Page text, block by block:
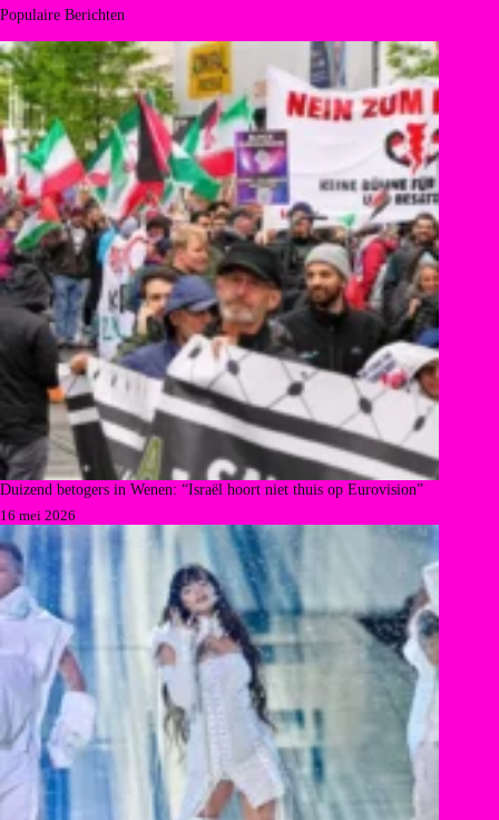
Populaire Berichten
Duizend betogers in Wenen: “Israël hoort niet thuis op Eurovision”
16 mei 2026